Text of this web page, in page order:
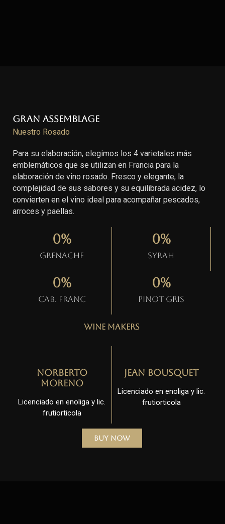
Gran Assemblage
Nuestro Rosado
Para su elaboración, elegimos los 4 varietales más
emblemáticos que se utilizan en Francia para la
elaboración de vino rosado. Fresco y elegante, la
complejidad de sus sabores y su equilibrada acidez, lo
convierten en el vino ideal para acompañar pescados,
arroces y paellas.
Grenache
0%
Syrah
0%
Cab. Franc
0%
Pinot gris
0%
Wine Makers
Norberto
Moreno
Licenciado en enoliga y lic.
frutiorticola
Jean Bousquet
Licenciado en enoliga y lic.
frutiorticola
Buy Now